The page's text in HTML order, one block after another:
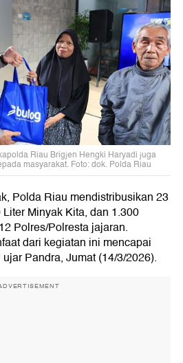
Riau Brigjen Hengki Haryadi juga
masyarakat. Foto: dok. Polda Riau
Polda Riau mendistribusikan 23
Minyak Kita, dan 1.300
Polres/Polresta jajaran.
dari kegiatan ini mencapai
Pandra, Jumat (14/3/2026).